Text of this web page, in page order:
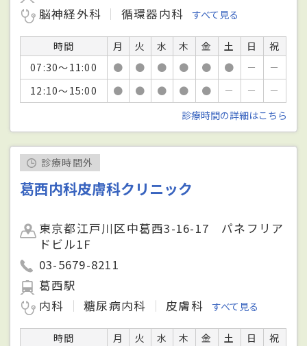
脳神経外科
循環器内科 すべて見る
時間 月 火 水 木 金 土 日
祝
07:30～11:00
● ● ● ● ● ● －
－
12:10～15:00
● ● ● ● ● － －
－
診療時間の詳細はこちら
診療時間外
葛西内科皮膚科クリニック
東京都江戸川区中葛西3-16-17 パネフリア
ドビル1F
03-5679-8211
葛西駅
内科
糖尿病内科 皮膚科 すべて見る
時間 月 火 水 木 金 土 日
祝